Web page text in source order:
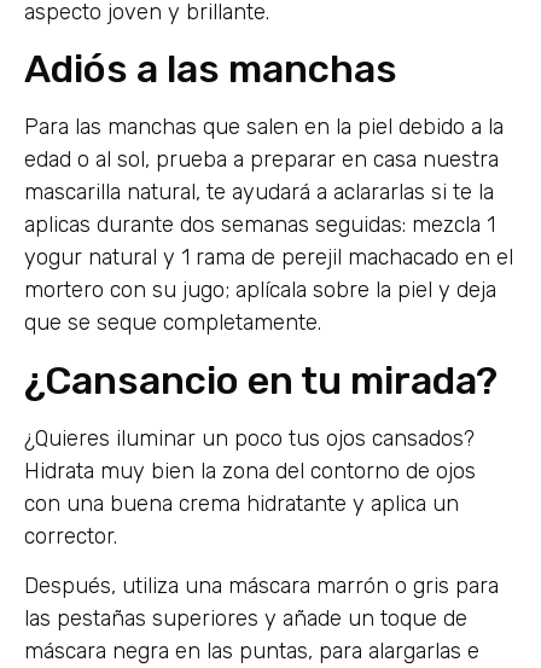
aspecto joven y brillante.
Adiós a las manchas
Para las manchas que salen en la piel debido a la
edad o al sol, prueba a preparar en casa nuestra
mascarilla natural, te ayudará a aclararlas si te la
aplicas durante dos semanas seguidas: mezcla 1
yogur natural y 1 rama de perejil machacado en el
mortero con su jugo; aplícala sobre la piel y deja
que se seque completamente.
¿Cansancio en tu mirada?
¿Quieres iluminar un poco tus ojos cansados?
Hidrata muy bien la zona del contorno de ojos
con una buena crema hidratante y aplica un
corrector.
Después, utiliza una máscara marrón o gris para
las pestañas superiores y añade un toque de
máscara negra en las puntas, para alargarlas e